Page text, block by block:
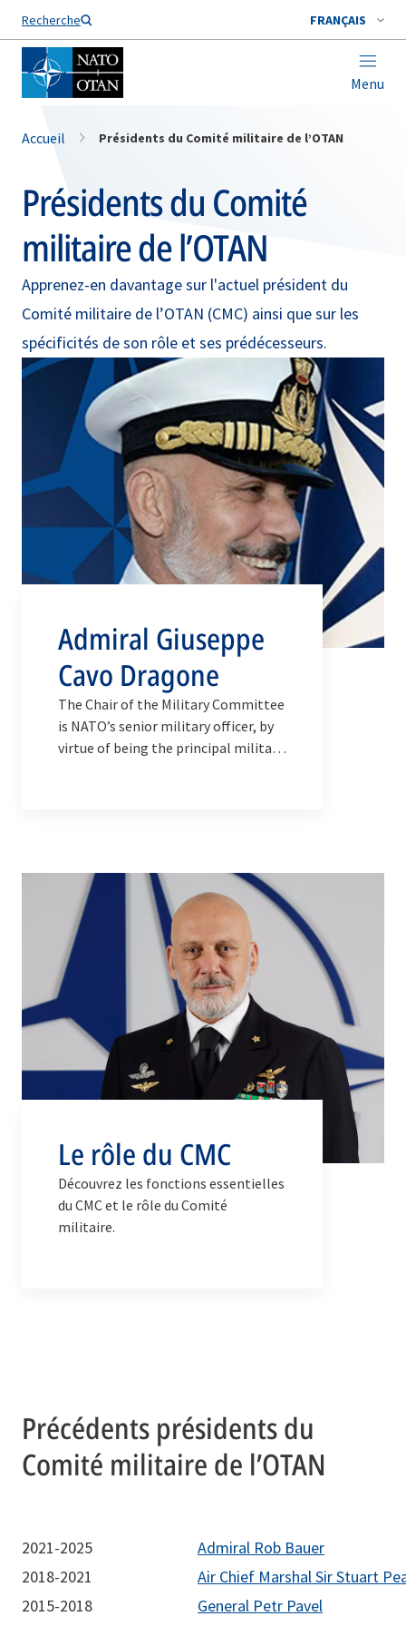
Recherche FRANÇAIS
Menu
Nom de famille*
Accueil Présidents du Comité militaire de l’OTAN
Présidents du Comité
militaire de l’OTAN
Apprenez-en davantage sur l'actuel président du
Comité militaire de l’OTAN (CMC) ainsi que sur les
spécificités de son rôle et ses prédécesseurs.
Admiral Giuseppe
Cavo Dragone
The Chair of the Military Committee
is NATO’s senior military officer, by
virtue of being the principal military
forward to the political decision-
making bodies of NATO.
Le rôle du CMC
Découvrez les fonctions essentielles
du CMC et le rôle du Comité
militaire.
Précédents présidents du
Comité militaire de l’OTAN
2021-2025
Admiral Rob Bauer
2018-2021
Air Chief Marshal Sir Stuart
2015-2018
General Petr Pavel